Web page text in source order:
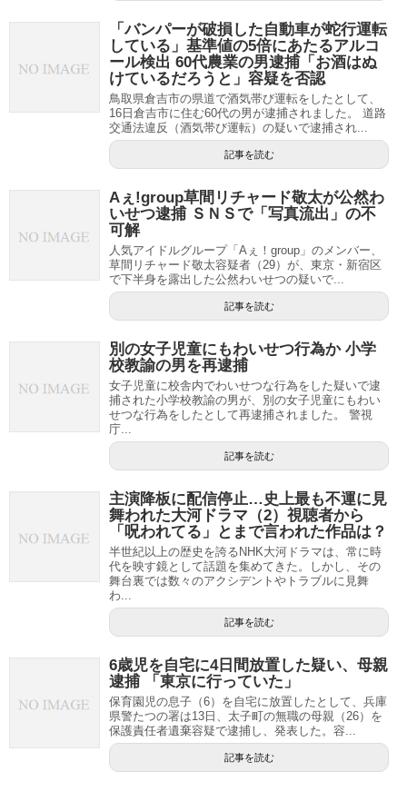
「バンパーが破損した自動車が蛇行運転
している」基準値の5倍にあたるアルコ
ール検出 60代農業の男逮捕「お酒はぬ
けているだろうと」容疑を否認
鳥取県倉吉市の県道で酒気帯び運転をしたとして、
16日倉吉市に住む60代の男が逮捕されました。 道路
交通法違反（酒気帯び運転）の疑いで逮捕され...
記事を読む
Aぇ!group草間リチャード敬太が公然わ
いせつ逮捕 ＳＮＳで「写真流出」の不
可解
人気アイドルグループ「Aぇ！group」のメンバー、
草間リチャード敬太容疑者（29）が、東京・新宿区
で下半身を露出した公然わいせつの疑いで...
記事を読む
別の女子児童にもわいせつ行為か 小学
校教諭の男を再逮捕
女子児童に校舎内でわいせつな行為をした疑いで逮
捕された小学校教諭の男が、別の女子児童にもわい
せつな行為をしたとして再逮捕されました。 警視
庁...
記事を読む
主演降板に配信停止…史上最も不運に見
舞われた大河ドラマ（2）視聴者から
「呪われてる」とまで言われた作品は？
半世紀以上の歴史を誇るNHK大河ドラマは、常に時
代を映す鏡として話題を集めてきた。しかし、その
舞台裏では数々のアクシデントやトラブルに見舞
わ...
記事を読む
6歳児を自宅に4日間放置した疑い、母親
逮捕 「東京に行っていた」
保育園児の息子（6）を自宅に放置したとして、兵庫
県警たつの署は13日、太子町の無職の母親（26）を
保護責任者遺棄容疑で逮捕し、発表した。容...
記事を読む